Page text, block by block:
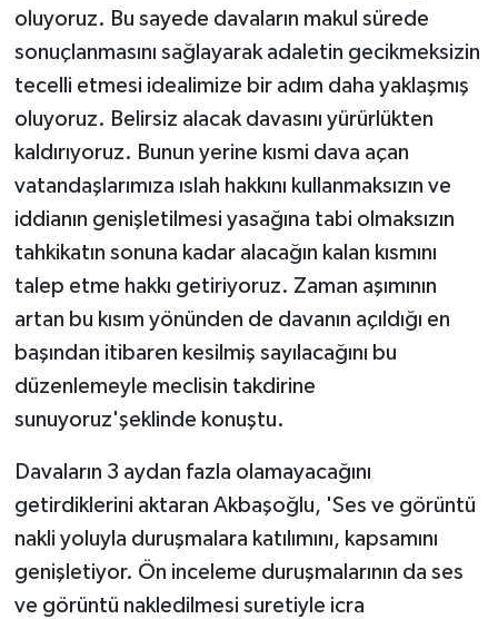
oluyoruz. Bu sayede davaların makul sürede
sonuçlanmasını sağlayarak adaletin gecikmeksizin
tecelli etmesi idealimize bir adım daha yaklaşmış
oluyoruz. Belirsiz alacak davasını yürürlükten
kaldırıyoruz. Bunun yerine kısmi dava açan
vatandaşlarımıza ıslah hakkını kullanmaksızın ve
iddianın genişletilmesi yasağına tabi olmaksızın
tahkikatın sonuna kadar alacağın kalan kısmını
talep etme hakkı getiriyoruz. Zaman aşımının
artan bu kısım yönünden de davanın açıldığı en
başından itibaren kesilmiş sayılacağını bu
düzenlemeyle meclisin takdirine
sunuyoruz'şeklinde konuştu.
Davaların 3 aydan fazla olamayacağını
getirdiklerini aktaran Akbaşoğlu, 'Ses ve görüntü
nakli yoluyla duruşmalara katılımını, kapsamını
genişletiyor. Ön inceleme duruşmalarının da ses
ve görüntü nakledilmesi suretiyle icra